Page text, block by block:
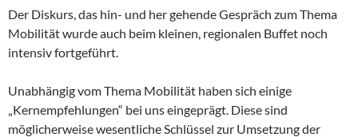
Der Diskurs, das hin- und her gehende Gespräch zum Thema
Mobilität wurde auch beim kleinen, regionalen Buffet noch
intensiv fortgeführt.
Unabhängig vom Thema Mobilität haben sich einige
„Kernempfehlungen“ bei uns eingeprägt. Diese sind
möglicherweise wesentliche Schlüssel zur Umsetzung der